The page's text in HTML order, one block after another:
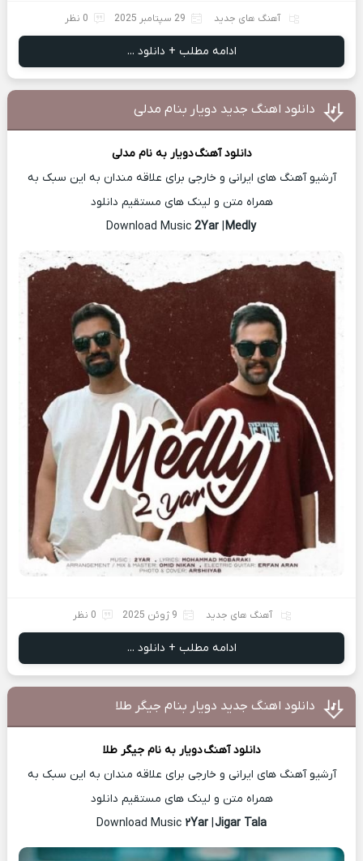
آهنگ های جدید 29 سپتامبر 2025 0 نظر
ادامه مطلب + دانلود ...
دانلود اهنگ جدید دویار بنام مدلی
دانلود آهنگدویار به نام مدلی
آرشیو آهنگ های ایرانی و خارجی برای علاقه مندان به این سبک به
همراه متن و لینک های مستقیم دانلود
Download Music
2Yar Medly
آهنگ های جدید 9 ژوئن 2025 0 نظر
ادامه مطلب + دانلود ...
دانلود اهنگ جدید دویار بنام جیگر طلا
دانلود آهنگدویار به نام جیگر طلا
آرشیو آهنگ های ایرانی و خارجی برای علاقه مندان به این سبک به
همراه متن و لینک های مستقیم دانلود
Download Music
۲Yar| Jigar Tala